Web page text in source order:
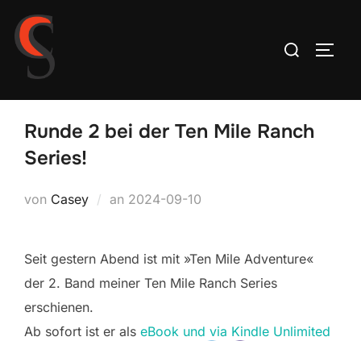
Inhalt
springen
Suchen
Runde 2 bei der Ten Mile Ranch
Series!
von Casey an Veröffentlicht
2024-09-10
Seit gestern Abend ist mit »Ten Mile Adventure«
der 2. Band meiner Ten Mile Ranch Series
erschienen.
Ab sofort ist er als eBook und via Kindle Unlimited